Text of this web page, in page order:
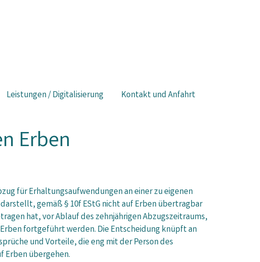
Leistungen / Digitalisierung Kontakt und Anfahrt
Erben
für Erhaltungsaufwendungen an einer zu eigenen
gemäß § 10f EStG nicht auf Erben übertragbar
hat, vor Ablauf des zehnjährigen Abzugszeitraums,
fortgeführt werden. Die Entscheidung knüpft an
und Vorteile, die eng mit der Person des
Erben übergehen.